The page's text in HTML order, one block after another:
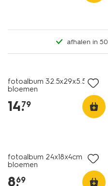
afhalen in
fotoalbum 32.5x29x5.5cm
bloemen
14.
79
fotoalbum 24x18x4cm
bloemen
8.
69